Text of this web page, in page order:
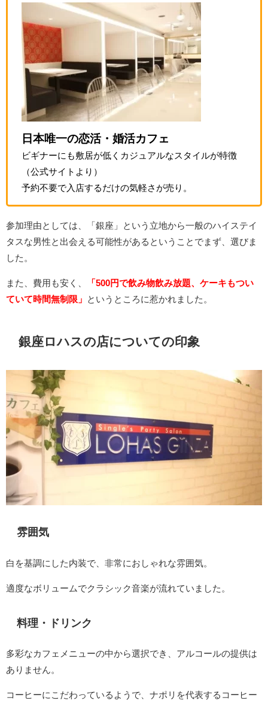
日本唯一の恋活・婚活カフェ
ビギナーにも敷居が低くカジュアルなスタイルが特徴
（公式サイトより）
予約不要で入店するだけの気軽さが売り。
参加理由としては、「銀座」という立地から一般のハイステイ
タスな男性と出会える可能性があるということでまず、選びま
した。
また、費用も安く、
「500円で飲み物飲み放題、ケーキもつい
ていて時間無制限」
というところに惹かれました。
銀座ロハスの店についての印象
雰囲気
白を基調にした内装で、非常におしゃれな雰囲気。
適度なボリュームでクラシック音楽が流れていました。
料理・ドリンク
多彩なカフェメニューの中から選択でき、アルコールの提供は
ありません。
コーヒーにこだわっているようで、ナポリを代表するコーヒー